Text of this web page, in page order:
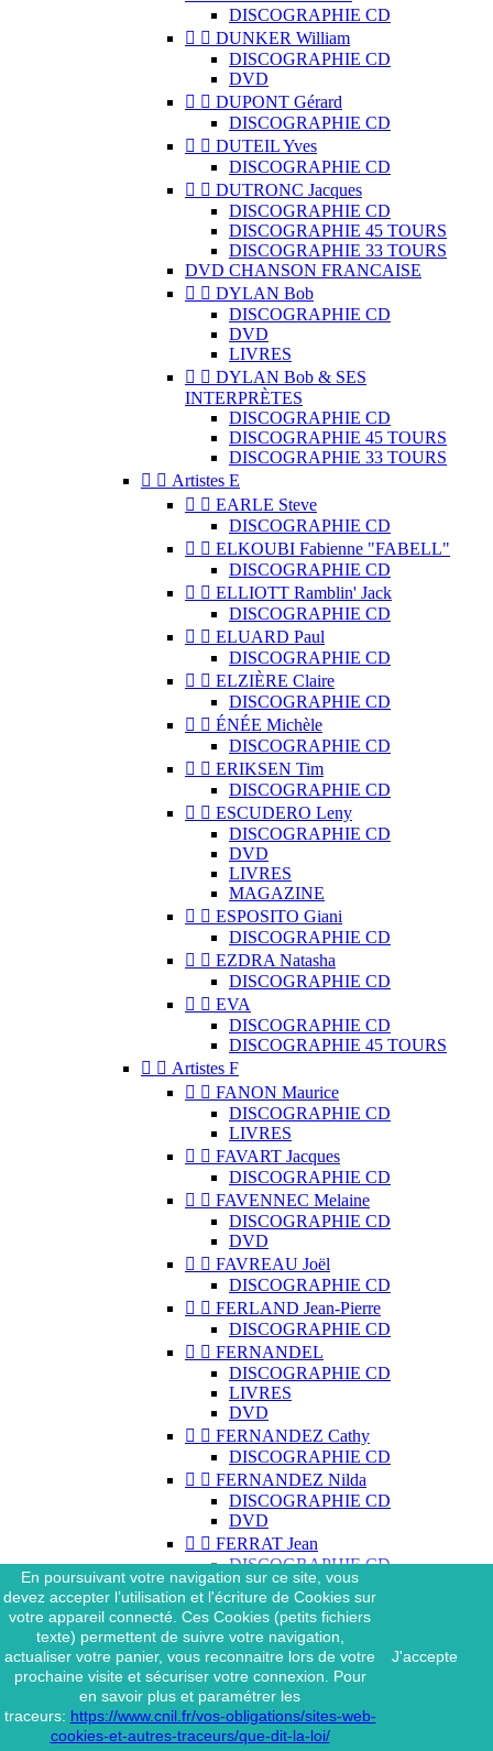
DISCOGRAPHIE CD
  DUNKER William
DISCOGRAPHIE CD
DVD
  DUPONT Gérard
DISCOGRAPHIE CD
  DUTEIL Yves
DISCOGRAPHIE CD
  DUTRONC Jacques
DISCOGRAPHIE CD
DISCOGRAPHIE 45 TOURS
DISCOGRAPHIE 33 TOURS
DVD CHANSON FRANCAISE
  DYLAN Bob
DISCOGRAPHIE CD
DVD
LIVRES
  DYLAN Bob & SES
INTERPRÈTES
DISCOGRAPHIE CD
DISCOGRAPHIE 45 TOURS
DISCOGRAPHIE 33 TOURS
  Artistes E
  EARLE Steve
DISCOGRAPHIE CD
  ELKOUBI Fabienne "FABELL"
DISCOGRAPHIE CD
  ELLIOTT Ramblin' Jack
DISCOGRAPHIE CD
  ELUARD Paul
DISCOGRAPHIE CD
  ELZIÈRE Claire
DISCOGRAPHIE CD
  ÉNÉE Michèle
DISCOGRAPHIE CD
  ERIKSEN Tim
DISCOGRAPHIE CD
  ESCUDERO Leny
DISCOGRAPHIE CD
DVD
LIVRES
MAGAZINE
  ESPOSITO Giani
DISCOGRAPHIE CD
  EZDRA Natasha
DISCOGRAPHIE CD
  EVA
DISCOGRAPHIE CD
DISCOGRAPHIE 45 TOURS
  Artistes F
  FANON Maurice
DISCOGRAPHIE CD
LIVRES
  FAVART Jacques
DISCOGRAPHIE CD
  FAVENNEC Melaine
DISCOGRAPHIE CD
DVD
  FAVREAU Joël
DISCOGRAPHIE CD
  FERLAND Jean-Pierre
DISCOGRAPHIE CD
  FERNANDEL
DISCOGRAPHIE CD
LIVRES
DVD
  FERNANDEZ Cathy
DISCOGRAPHIE CD
  FERNANDEZ Nilda
DISCOGRAPHIE CD
DVD
  FERRAT Jean
DISCOGRAPHIE CD
DISCOGRAPHIE 45 TOURS
DISCOGRAPHIE 33 TOURS
DVD
MAGAZINE
  FERRAT Jean & SES
INTERPRÈTES
DISCOGRAPHIE CD
  FERRÉ Léo
En poursuivant votre navigation sur ce site, vous
devez accepter l’utilisation et l'écriture de Cookies sur
votre appareil connecté. Ces Cookies (petits fichiers
texte) permettent de suivre votre navigation,
actualiser votre panier, vous reconnaitre lors de votre
prochaine visite et sécuriser votre connexion. Pour
en savoir plus et paramétrer les
traceurs: https://www.cnil.fr/vos-obligations/sites-web-
cookies-et-autres-traceurs/que-dit-la-loi/
J'accepte